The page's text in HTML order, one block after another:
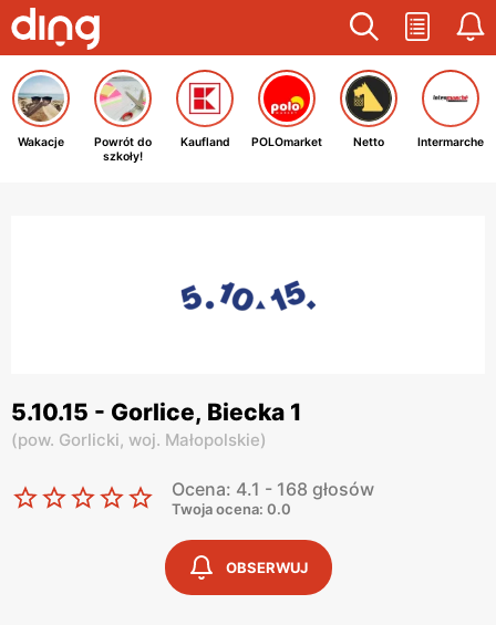
Wakacje
Powrót do
szkoły!
Kaufland POLOmarket Netto Intermarche
5.10.15 - Gorlice, Biecka 1
(pow. Gorlicki, woj. Małopolskie)
Ocena: 4.1 - 168 głosów
Twoja ocena: 0.0
OBSERWUJ